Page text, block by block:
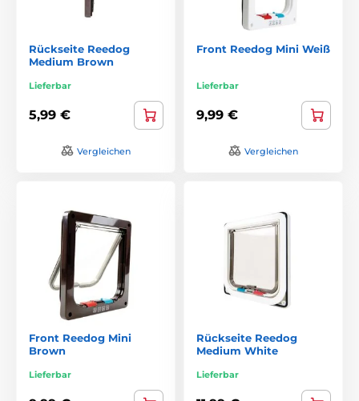
Rückseite Reedog
Medium Brown
Lieferbar
5,99 €
Vergleichen
Front Reedog Mini Weiß
Lieferbar
9,99 €
Vergleichen
Front Reedog Mini
Brown
Lieferbar
Rückseite Reedog
Medium White
Lieferbar